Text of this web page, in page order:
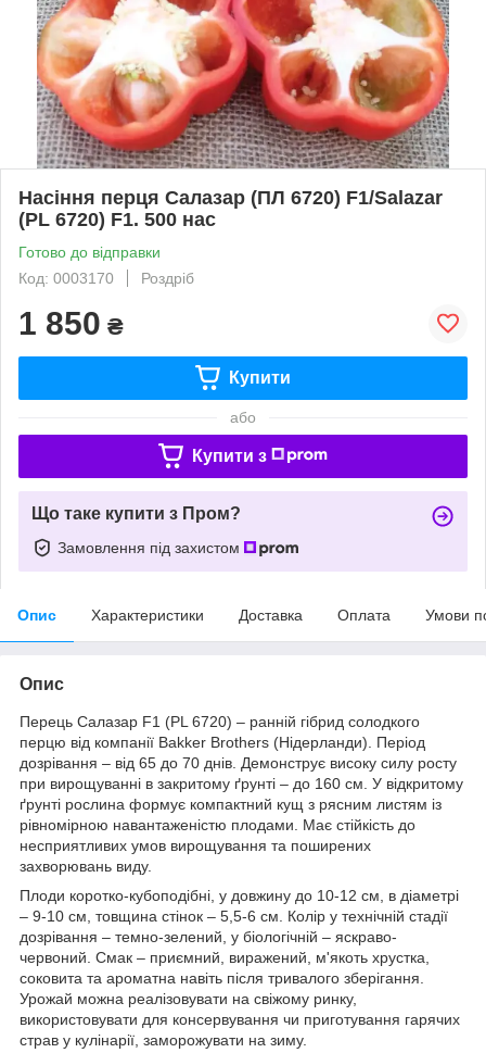
Насіння перця Салазар (ПЛ 6720) F1/Salazar
(PL 6720) F1. 500 нас
Готово до відправки
Код: 0003170
Роздріб
1 850 ₴
Купити
або
Купити з
Що таке купити з Пром?
Замовлення під захистом
Опис Характеристики Доставка Оплата Умови
Опис
Перець Салазар F1 (PL 6720) – ранній гібрид солодкого
перцю від компанії Bakker Brothers (Нідерланди). Період
дозрівання – від 65 до 70 днів. Демонструє високу силу росту
при вирощуванні в закритому ґрунті – до 160 см. У відкритому
ґрунті рослина формує компактний кущ з рясним листям із
рівномірною навантаженістю плодами. Має стійкість до
несприятливих умов вирощування та поширених
захворювань виду.
Плоди коротко-кубоподібні, у довжину до 10-12 см, в діаметрі
– 9-10 см, товщина стінок – 5,5-6 см. Колір у технічній стадії
дозрівання – темно-зелений, у біологічній – яскраво-
червоний. Смак – приємний, виражений, м'якоть хрустка,
соковита та ароматна навіть після тривалого зберігання.
Урожай можна реалізовувати на свіжому ринку,
використовувати для консервування чи приготування гарячих
страв у кулінарії, заморожувати на зиму.